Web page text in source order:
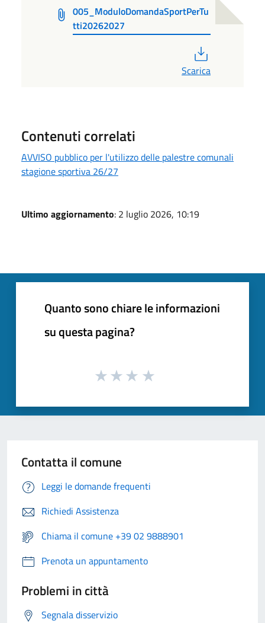
005_ModuloDomandaSportPerTu
tti20262027
Scarica
Contenuti correlati
AVVISO pubblico per l'utilizzo delle palestre comunali
stagione sportiva 26/27
Ultimo aggiornamento: 2 luglio 2026, 10:19
Quanto sono chiare le informazioni
su questa pagina?
Contatta il comune
Leggi le domande frequenti
Richiedi Assistenza
Chiama il comune +39 02 9888901
Prenota un appuntamento
Problemi in città
Segnala disservizio